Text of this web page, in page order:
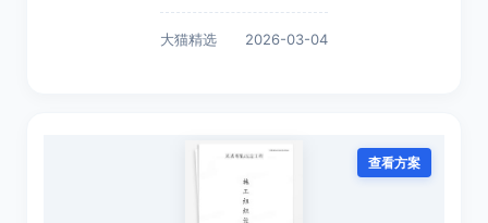
大猫精选 2026-03-04
查看方案